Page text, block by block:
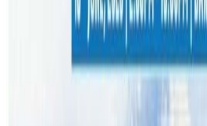
साउथ वेल्स, भिक्टोरिया, कुइन्सल्याण्ड,
लागु गर्दैछन् । त्यस्तै तास्मानियाले
नर्दन टेरिटोरीले केही समयमा र
आफ्नो नियमलाई नै पालना गर्ने
संक्रमितसंग आमनेसामने भएका तथा